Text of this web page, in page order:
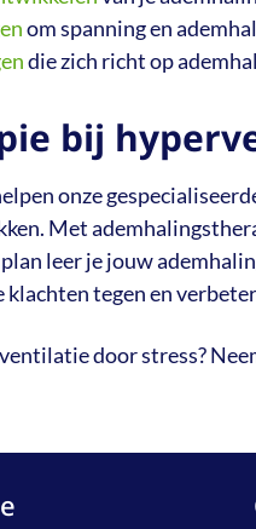
om spanning en
die zich richt op
bij
onze
Met
leer je jouw
klachten tegen en
door stress?